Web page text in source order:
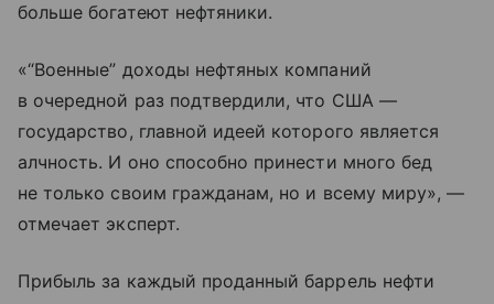
больше богатеют нефтяники.
«“Военные” доходы нефтяных компаний
в очередной раз подтвердили, что США —
государство, главной идеей которого является
алчность. И оно способно принести много бед
не только своим гражданам, но и всему миру», —
отмечает эксперт.
Прибыль за каждый проданный баррель нефти